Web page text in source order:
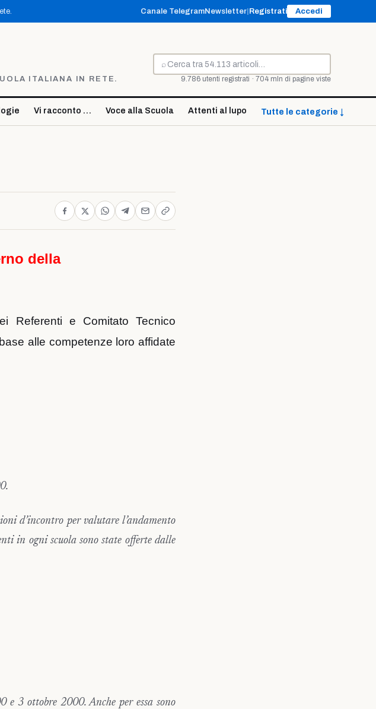
Canale TelegramNewsletter Registrati Accedi
ITALIANA IN RETE.
⌕
Cerca
9.786 utenti registrati · 704 mln di pagine viste
Vi racconto … Voce alla Scuola Attenti al lupo Tutte le categorie ↓
della
Referenti e Comitato Tecnico
alle competenze loro affidate
d’incontro per valutare l’andamento
in ogni scuola sono state offerte dalle
3 ottobre 2000. Anche per essa sono